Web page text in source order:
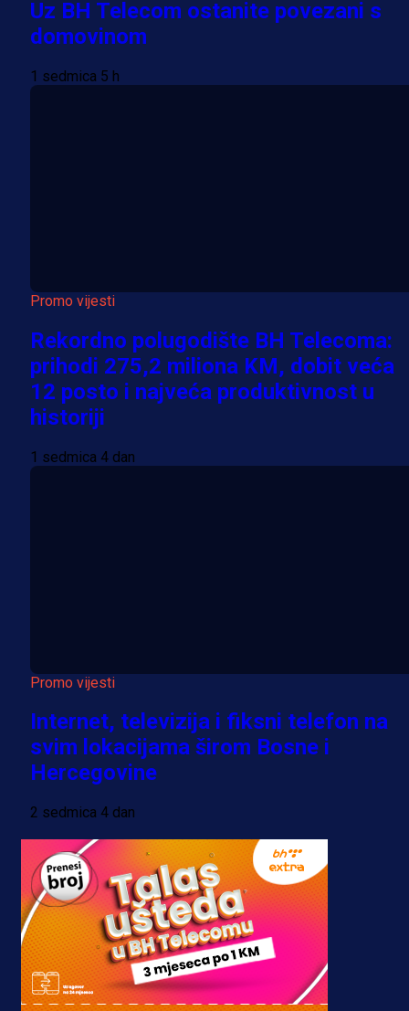
Uz BH Telecom ostanite povezani s
domovinom
1 sedmica 5 h
Promo vijesti
Rekordno polugodište BH Telecoma:
prihodi 275,2 miliona KM, dobit veća
12 posto i najveća produktivnost u
historiji
1 sedmica 4 dan
Promo vijesti
Internet, televizija i fiksni telefon na
svim lokacijama širom Bosne i
Hercegovine
2 sedmica 4 dan